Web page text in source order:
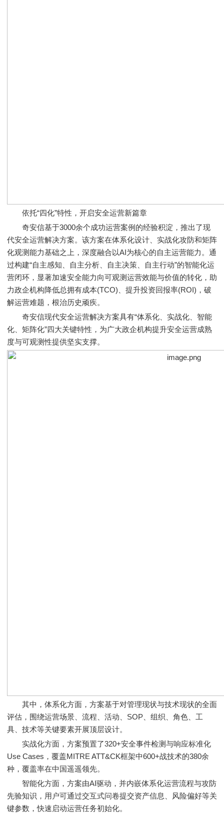
依托“四化”特性，开启安全运营新篇章
奇安信基于3000余个成功运营案例的经验积淀，推出了现
代安全运营解决方案。该方案在体系化设计、实战化攻防和矩阵
化观测能力基础之上，深度融合以AI为核心的自主运营能力。通
过构建“自主感知、自主分析、自主决策、自主行动”的智能化运
营闭环，显著加速安全能力向可观测运营效能与价值的转化，助
力政企机构降低总拥有成本(TCO)、提升投资回报率(ROI)，破
解运营难题，根治历史顽疾。
奇安信现代安全运营解决方案具有“体系化、实战化、智能
化、矩阵化”四大关键特性，为广大政企机构提升安全运营成熟
度与可观测性提供坚实支撑。
其中，体系化方面，方案基于对管理现状与技术现状的全面
评估，围绕运营场景、流程、活动、SOP、组织、角色、工
具、技术等关键要素开展顶层设计。
实战化方面，方案预置了320+安全事件检测与响应标准化
Use Cases，覆盖MITRE ATT&CK框架中600+战技术的380余
种，覆盖率在中国遥遥领先。
智能化方面，方案由AI驱动，并内嵌体系化运营流程与攻防
先验知识，用户可通过交互式问卷提交资产信息、风险偏好等关
键参数，快速启动运营任务初始化。